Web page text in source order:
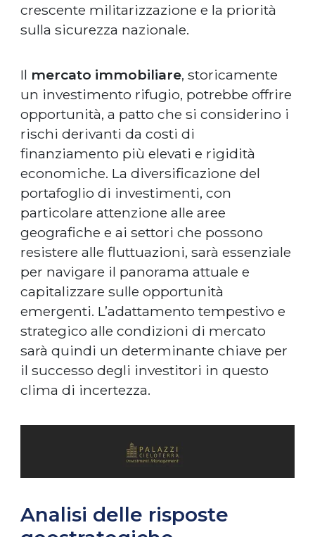
crescente militarizzazione e la priorità
sulla sicurezza nazionale.
Il mercato immobiliare, storicamente
un investimento rifugio, potrebbe offrire
opportunità, a patto che si considerino i
rischi derivanti da costi di
finanziamento più elevati e rigidità
economiche. La diversificazione del
portafoglio di investimenti, con
particolare attenzione alle aree
geografiche e ai settori che possono
resistere alle fluttuazioni, sarà essenziale
per navigare il panorama attuale e
capitalizzare sulle opportunità
emergenti. L’adattamento tempestivo e
strategico alle condizioni di mercato
sarà quindi un determinante chiave per
il successo degli investitori in questo
clima di incertezza.
Analisi delle risposte